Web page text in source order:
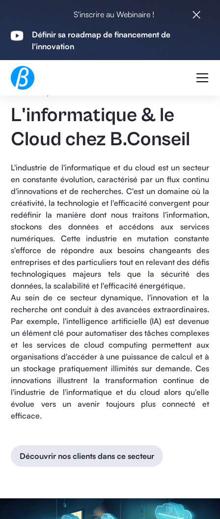
Définir sa roadmap de financement de
l'innovation
S'inscrire au Webinaire !
Informatique & Cloud
L'informatique & le
Cloud chez B.Conseil
L'industrie de l'informatique et du cloud est un secteur
en constante évolution, caractérisé par un flux continu
d'innovations et de recherches. C'est un domaine où la
créativité, la technologie et l'efficacité convergent pour
redéfinir la manière dont nous traitons l'information,
stockons des données et accédons aux services
numériques. Cette industrie en mutation constante
s'efforce de répondre aux besoins changeants des
entreprises et des particuliers tout en relevant des défis
technologiques majeurs tels que la sécurité des
données, la scalabilité et l'efficacité énergétique.
Au sein de ce secteur dynamique, l'innovation et la
recherche ont conduit à des avancées extraordinaires.
Par exemple, l'intelligence artificielle (IA) est devenue
un élément clé pour automatiser des tâches complexes
et les services de cloud computing permettent aux
organisations d'accéder à une puissance de calcul et à
un stockage pratiquement illimités sur demande. Ces
innovations illustrent la transformation continue de
l'industrie de l'informatique et du cloud alors qu'elle
évolue vers un avenir toujours plus connecté et
efficace.
Découvrir nos clients dans ce secteur